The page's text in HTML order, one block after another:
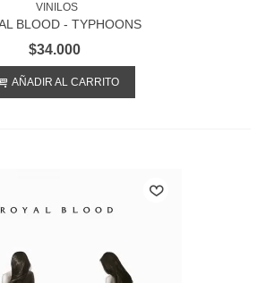
VINILOS
BLOOD - TYPHOONS
$34.000
AÑADIR AL CARRITO